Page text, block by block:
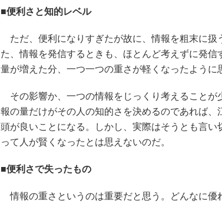
■便利さと知的レベル
ただ、便利になりすぎたが故に、情報を粗末に扱
た、情報を発信するときも、ほとんど考えずに発信
量が増えた分、一つ一つの重さが軽くなったように
その影響か、一つの情報をじっくり考えることが
報の量だけがその人の知的さを決めるのであれば
頭が良いことになる。しかし、実際はそうとも言い
って人が賢くなったとは思えないのだ。
■便利さで失ったもの
情報の重さというのは重要だと思う。どんなに優